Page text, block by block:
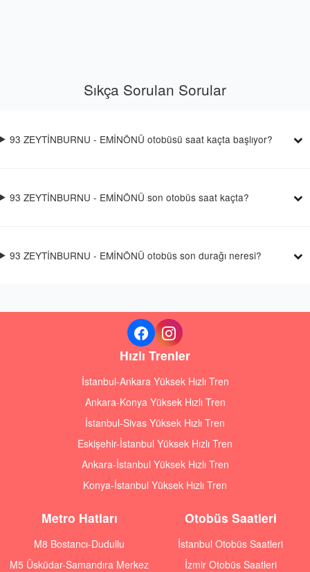
Sıkça Sorulan Sorular
93 ZEYTİNBURNU - EMİNÖNÜ otobüsü saat kaçta başlıyor?
93 ZEYTİNBURNU - EMİNÖNÜ son otobüs saat kaçta?
93 ZEYTİNBURNU - EMİNÖNÜ otobüs son durağı neresi?
Hızlı Trenler
İstanbul-Ankara Yüksek Hızlı Tren
Ankara-Konya Yüksek Hızlı Tren
İstanbul-Sivas Yüksek Hızlı Tren
Eskişehir-İstanbul Yüksek Hızlı Tren
Ankara-İstanbul Yüksek Hızlı Tren
Konya-İstanbul Yüksek Hızlı Tren
Metro Hatları
M8 Bostancı-Dudullu
M5 Üsküdar-Samandıra Merkez
Otobüs Saatleri
İstanbul Otobüs Saatleri
İzmir Otobüs Saatleri